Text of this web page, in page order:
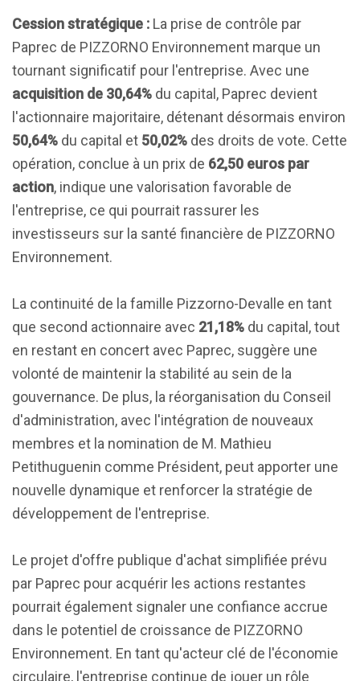
Cession stratégique : La prise de contrôle par
Paprec de PIZZORNO Environnement marque un
tournant significatif pour l'entreprise. Avec une
acquisition de 30,64% du capital, Paprec devient
l'actionnaire majoritaire, détenant désormais environ
50,64% du capital et 50,02% des droits de vote. Cette
opération, conclue à un prix de 62,50 euros par
action, indique une valorisation favorable de
l'entreprise, ce qui pourrait rassurer les
investisseurs sur la santé financière de PIZZORNO
Environnement.
La continuité de la famille Pizzorno-Devalle en tant
que second actionnaire avec 21,18% du capital, tout
en restant en concert avec Paprec, suggère une
volonté de maintenir la stabilité au sein de la
gouvernance. De plus, la réorganisation du Conseil
d'administration, avec l'intégration de nouveaux
membres et la nomination de M. Mathieu
Petithuguenin comme Président, peut apporter une
nouvelle dynamique et renforcer la stratégie de
développement de l'entreprise.
Le projet d'offre publique d'achat simplifiée prévu
par Paprec pour acquérir les actions restantes
pourrait également signaler une confiance accrue
dans le potentiel de croissance de PIZZORNO
Environnement. En tant qu'acteur clé de l'économie
circulaire, l'entreprise continue de jouer un rôle